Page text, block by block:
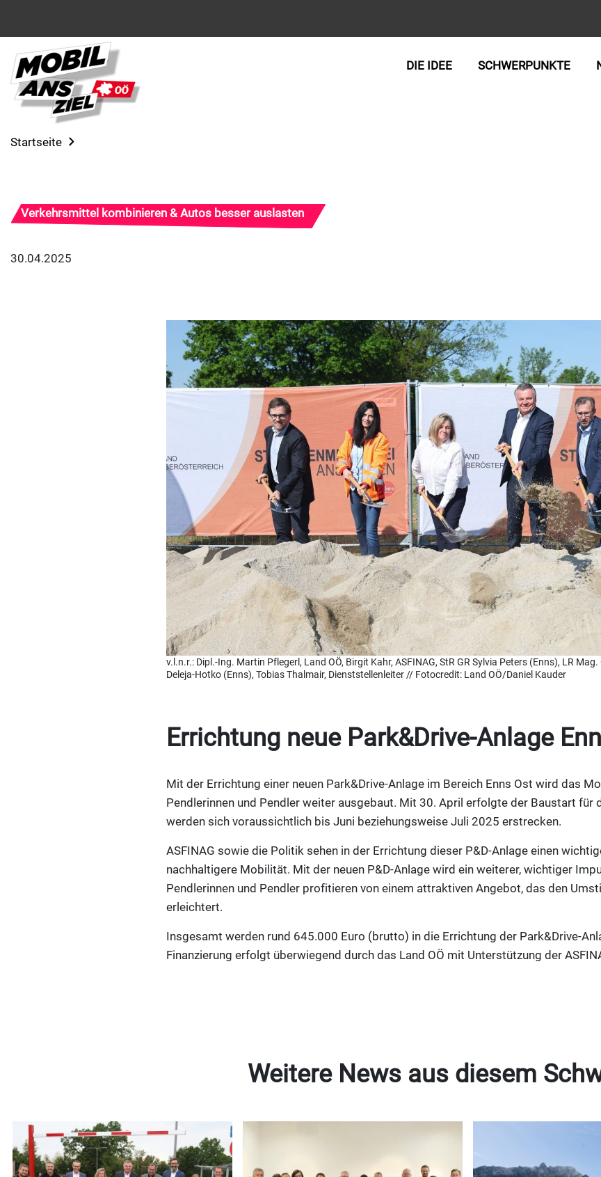
DIE IDEE SCHWERPUNKTE
Startseite
Verkehrsmittel kombinieren & Autos besser auslasten
30.04.2025
v.l.n.r.: Dipl.-Ing. Martin Pflegerl, Land OÖ, Birgit Kahr, ASFINAG, StR GR Sylvia Peters (Enns), LR
Deleja-Hotko (Enns), Tobias Thalmair, Dienststellenleiter // Fotocredit: Land OÖ/Daniel Kauder
Errichtung neue Park&Drive-Anlage
Mit der Errichtung einer neuen Park&Drive-Anlage im Bereich Enns Ost wird das
Pendlerinnen und Pendler weiter ausgebaut. Mit 30. April erfolgte der Baustart für
werden sich voraussichtlich bis Juni beziehungsweise Juli 2025 erstrecken.
ASFINAG sowie die Politik sehen in der Errichtung dieser P&D-Anlage einen
nachhaltigere Mobilität. Mit der neuen P&D-Anlage wird ein weiterer, wichtiger
Pendlerinnen und Pendler profitieren von einem attraktiven Angebot, das den
erleichtert.
Insgesamt werden rund 645.000 Euro (brutto) in die Errichtung der Park&Drive-
Finanzierung erfolgt überwiegend durch das Land OÖ mit Unterstützung der
Weitere News aus diesem